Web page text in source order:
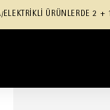
/ELEKTRİKLİ ÜRÜNLERDE 2 +